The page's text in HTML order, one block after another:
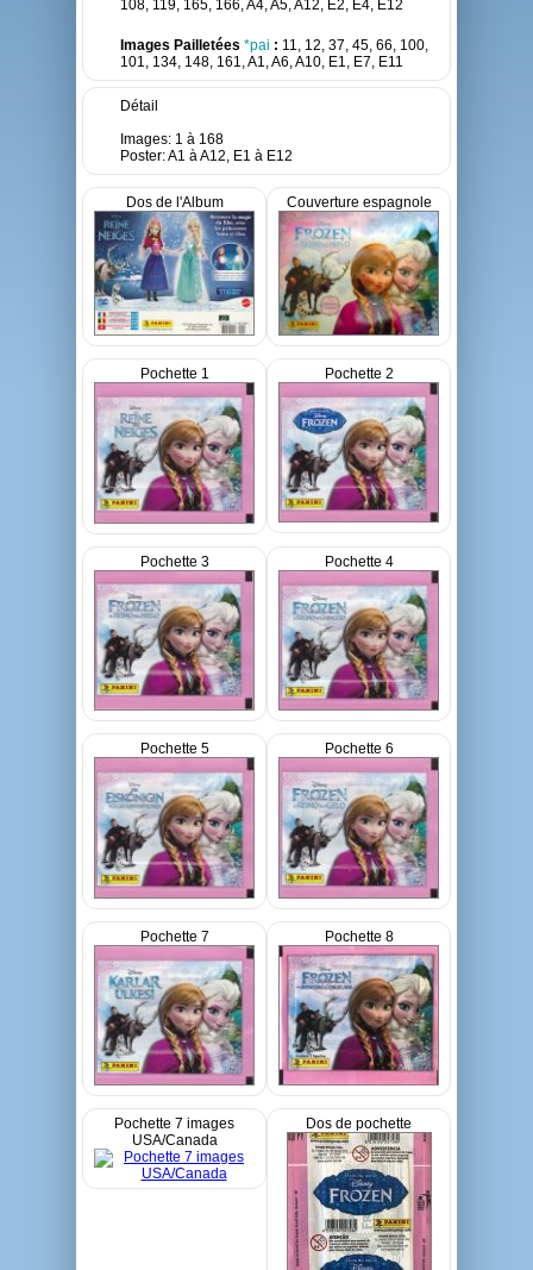
108, 119, 165, 166, A4, A5, A12, E2, E4, E12
Images Pailletées *pai : 11, 12, 37, 45, 66, 100,
101, 134, 148, 161, A1, A6, A10, E1, E7, E11
Détail
Images: 1 à 168
Poster: A1 à A12, E1 à E12
Dos de l'Album Couverture espagnole
Pochette 1 Pochette 2
Pochette 3 Pochette 4
Pochette 5 Pochette 6
Pochette 7 Pochette 8
Pochette 7 images
USA/Canada
Dos de pochette